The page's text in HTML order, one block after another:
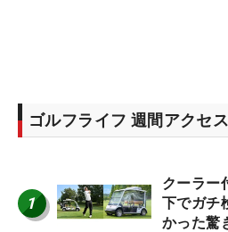
ゴルフライフ 週間アクセ
1
クーラー
下でガチ
かった驚